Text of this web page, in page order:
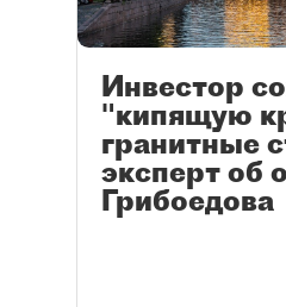
Инвестор
"кипящую
гранитные
эксперт об
Грибоедова